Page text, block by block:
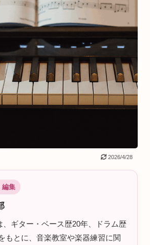
2026/4/28
編集
、ギター・ベース歴20年、ドラム歴
もとに、音楽教室や楽器練習に関